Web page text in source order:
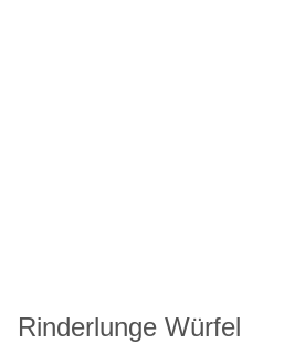
Rinderlunge Würfel